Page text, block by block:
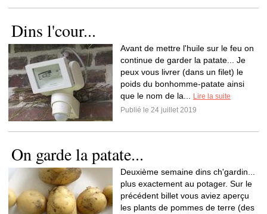
Dins l'cour...
Avant de mettre l'huile sur le feu on
continue de garder la patate... Je
peux vous livrer (dans un filet) le
poids du bonhomme-patate ainsi
que le nom de la...
Lire la suite
Publié le 24 juillet 2019
On garde la patate...
Deuxième semaine dins ch'gardin...
plus exactement au potager. Sur le
précédent billet vous aviez aperçu
les plants de pommes de terre (des